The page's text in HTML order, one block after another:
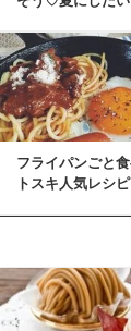
フライパンごと
トスキ人気レシピ